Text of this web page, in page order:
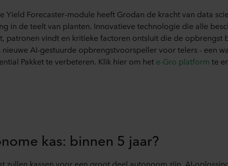
Yield Forecaster-module heeft Grodan de kracht van data
in de teelt van planten. Innovatieve technologie die alle
patronen vindt en kritieke factoren ontsluit die de opbrengst
nieuwe AI-gestuurde opbrengstvoorspeller voor telers - een
Pakket te verbeteren. Klik hier om het e-Gro platform te
kas: binnen 5 jaar?
zullen kassen voor een groot deel autonoom zijn. AI-